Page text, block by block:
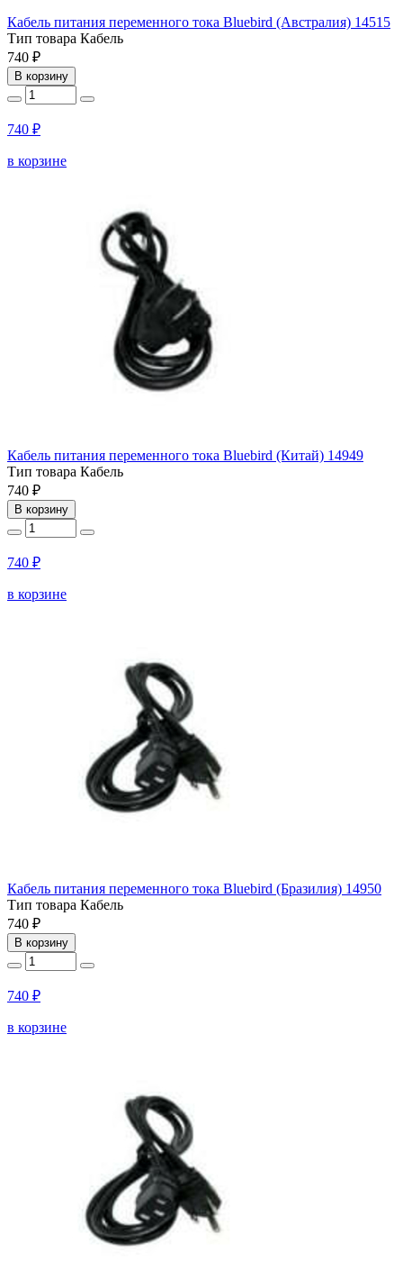
Кабель питания переменного тока Bluebird (Австралия) 14515
Тип товара Кабель
740 ₽
В корзину
740 ₽
в корзине
Кабель питания переменного тока Bluebird (Китай) 14949
Тип товара Кабель
740 ₽
В корзину
740 ₽
в корзине
Кабель питания переменного тока Bluebird (Бразилия) 14950
Тип товара Кабель
740 ₽
В корзину
740 ₽
в корзине